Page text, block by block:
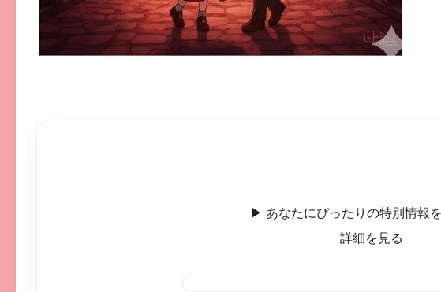
▶︎ あなたにぴったりの特別情報
詳細を見る